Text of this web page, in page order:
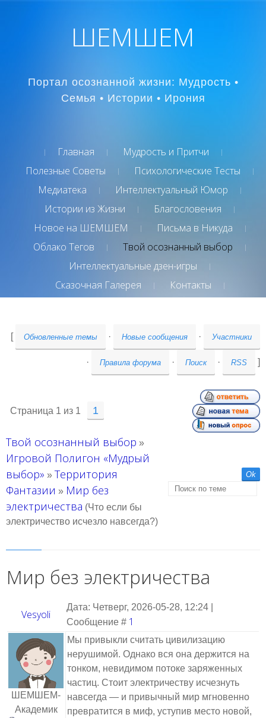
ШЕМШЕМ
Портал осознанной жизни: Мудрость •
Семья • Истории • Ирония
Главная
Мудрость и Притчи
Полезные Советы
Психологические Тесты
Медиатека
Интеллектуальный Юмор
Истории из Жизни
Благословения
Новое на ШЕМШЕМ
Письма в Никуда
Облако Тегов
Твой осознанный выбор
Интеллектуальные дзен-игры
Сказочная Галерея
Контакты
[ Обновленные темы · Новые сообщения · Участники
· Правила форума · Поиск · RSS ]
Страница 1 из 1 1
Твой осознанный выбор »
Игровой Полигон «Мудрый
выбор» » Территория
Фантазии » Мир без
электричества (Что если бы
электричество исчезло навсегда?)
Мир без электричества
Vesyoli
Дата: Четверг, 2026-05-28, 12:24 |
Сообщение # 1
ШЕМШЕМ-
Академик
Мы привыкли считать цивилизацию
нерушимой. Однако вся она держится на
тонком, невидимом потоке заряженных
частиц. Стоит электричеству исчезнуть
навсегда — и привычный мир мгновенно
превратится в миф, уступив место новой,